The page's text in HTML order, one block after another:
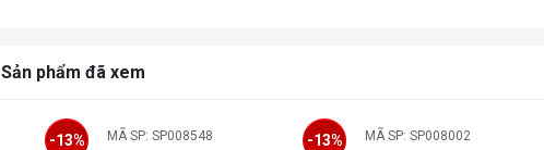
Sản phẩm đã xem
-13% MÃ SP: SP008548 -13% MÃ SP: SP008002